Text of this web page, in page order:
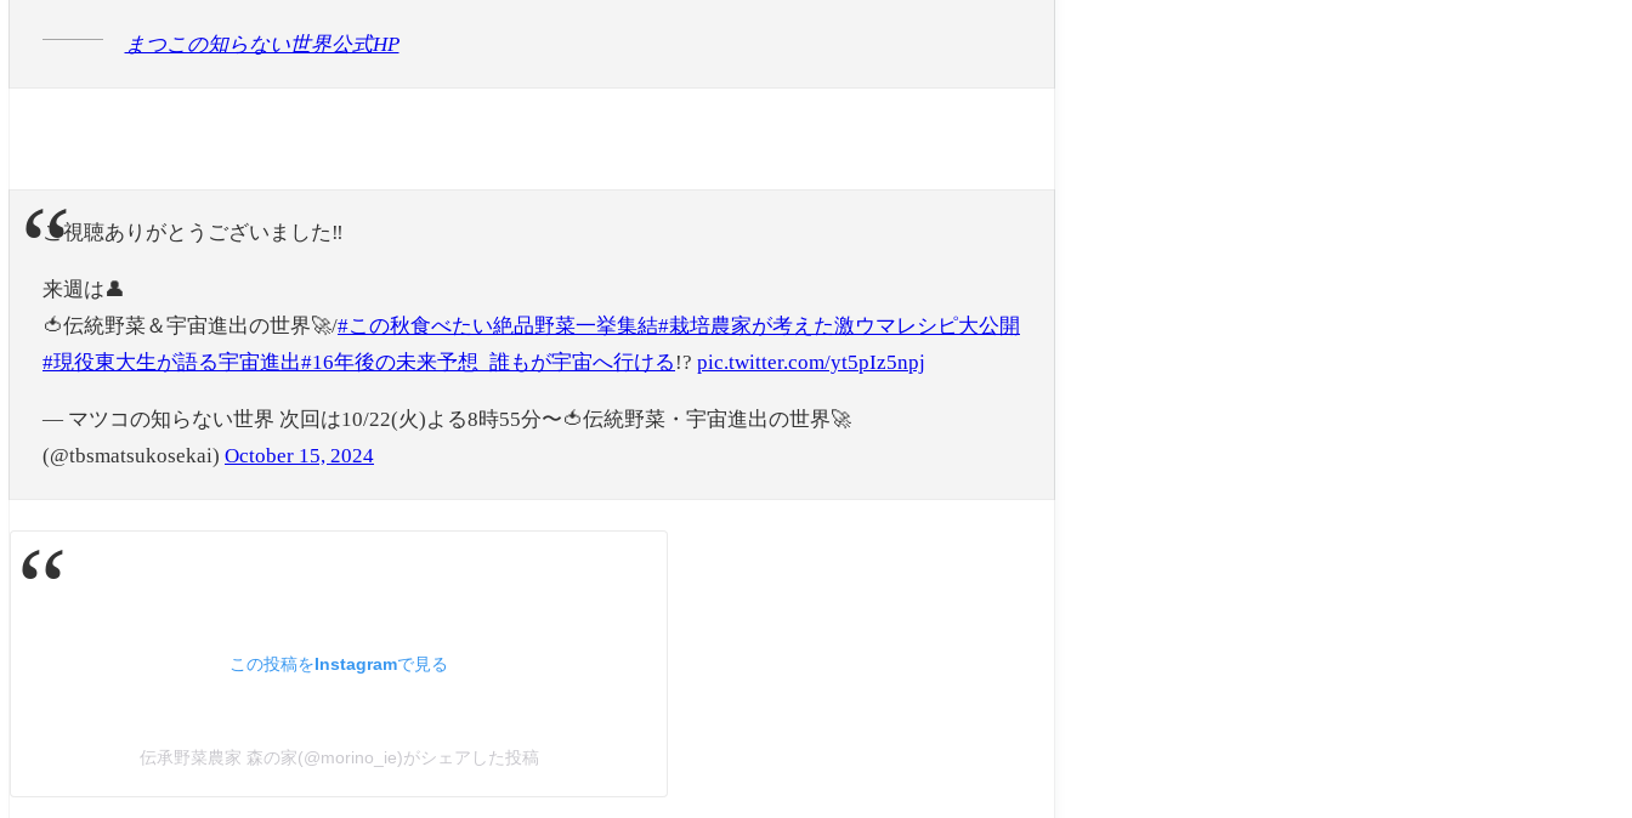
まつこの知らない世界公式HP
ご視聴ありがとうございました‼️
来週は👤
🍅伝統野菜＆宇宙進出の世界🚀/#この秋食べたい絶品野菜一挙集結#栽培農家が考えた激ウマレシピ大公開
#現役東大生が語る宇宙進出#16年後の未来予想_誰もが宇宙へ行ける !? pic.twitter.com/yt5pIz5npj
— マツコの知らない世界 次回は10/22(火)よる8時55分〜🍅伝統野菜・宇宙進出の世界🚀
(@tbsmatsukosekai) October 15, 2024
この投稿をInstagramで見る
伝承野菜農家 森の家(@morino_ie)がシェアした投稿